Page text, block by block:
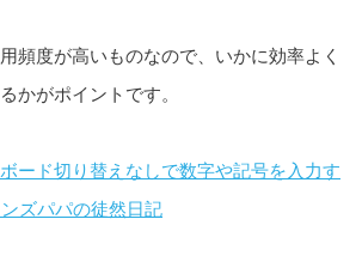
頻度が高いものなので、いかに効率よく
かがポイントです。
ード切り替えなしで数字や記号を入力す
ズパパの徒然日記